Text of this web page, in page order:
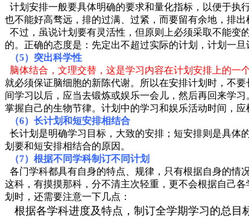
计划安排一般要具体明确的要求和量化指标，以便于执
也不能好高骛远，排的过满、过紧，而要留有余地，排
不过，虽说计划要有灵活性，但原则上必须采取不能变
的。正确的态度是：先定出不超过实际的计划，计划一旦
（5）突出科学性
脑体结合，文理交替，这是学习内容在计划安排上的一
就必须保证脑细胞的新陈代谢。所以在安排计划时，不
间学习以后，应当去锻炼或娱乐一会儿，然后再回来学
掌握自己的生物节律。计划中的学习和娱乐活动时间，
（6）长计划和短安排相结合
长计划是明确学习目标，大致的安排；短安排则是具体
划要和短安排相结合的原因。
（7）根据不同学科制订不同计划
各门学科都具有自身的特点、规律，只有根据自身的情
这科，有摸摸那科，分不清主次轻重，更不会根据自己
划时，还需要注意一下几点：
根据各学科进度及特点，制订全学期学习的总目